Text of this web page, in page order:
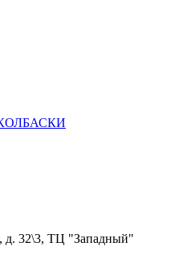
д. 32\3, ТЦ "Западный"